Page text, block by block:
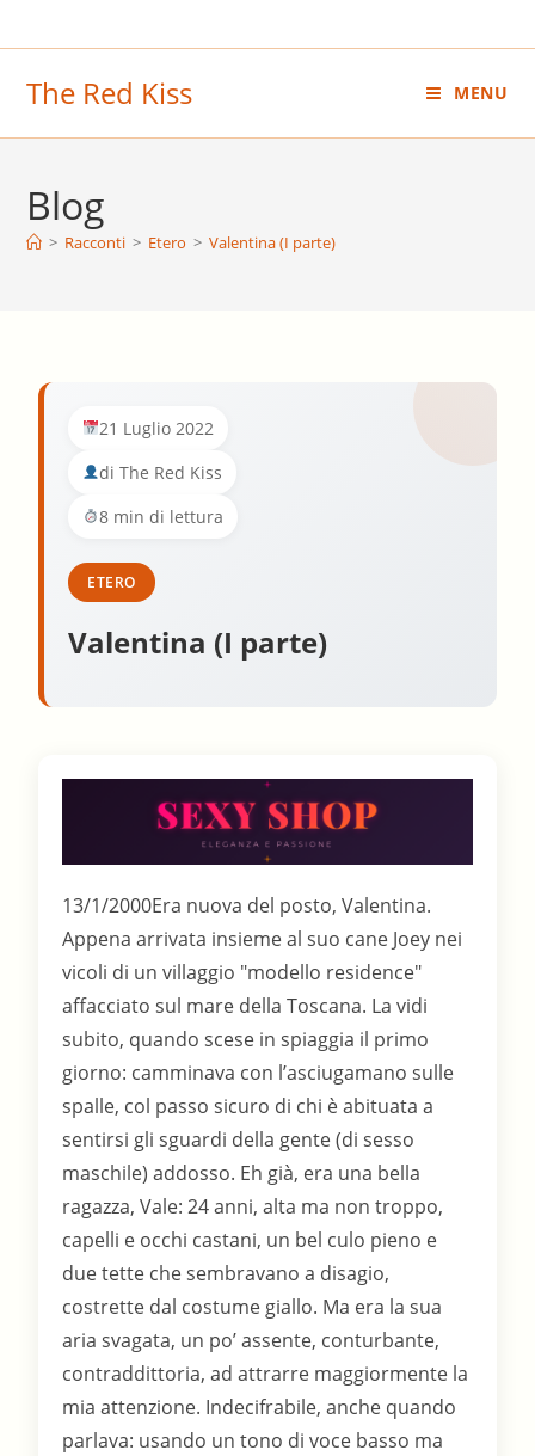
al
The Red Kiss MENU
Blog
> Racconti > Etero > Valentina (I parte)
21 Luglio 2022
di The Red Kiss
8 min di lettura
ETERO
Valentina (I parte)
13/1/2000Era nuova del posto, Valentina.
Appena arrivata insieme al suo cane Joey nei
vicoli di un villaggio "modello residence"
affacciato sul mare della Toscana. La vidi
subito, quando scese in spiaggia il primo
giorno: camminava con l’asciugamano sulle
spalle, col passo sicuro di chi è abituata a
sentirsi gli sguardi della gente (di sesso
maschile) addosso. Eh già, era una bella
ragazza, Vale: 24 anni, alta ma non troppo,
capelli e occhi castani, un bel culo pieno e
due tette che sembravano a disagio,
costrette dal costume giallo. Ma era la sua
aria svagata, un po’ assente, conturbante,
contraddittoria, ad attrarre maggiormente la
mia attenzione. Indecifrabile, anche quando
parlava: usando un tono di voce basso ma